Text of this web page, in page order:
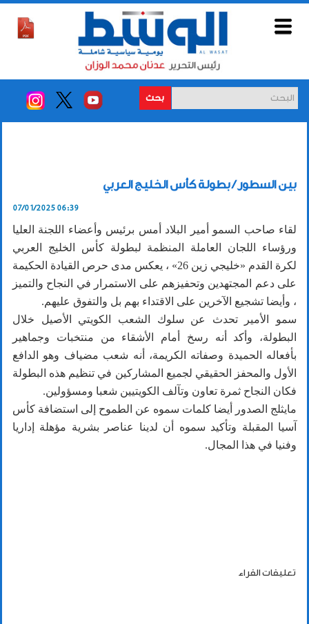
بحث
بين السطور / بطولة كأس الخليج العربي
07/01/2025 06:39
لقاء صاحب السمو أمير البلاد أمس برئيس وأعضاء اللجنة العليا
ورؤساء اللجان العاملة المنظمة لبطولة كأس الخليج العربي
لكرة القدم «خليجي زين 26» ، يعكس مدى حرص القيادة الحكيمة
على دعم المجتهدين وتحفيزهم على الاستمرار في النجاح والتميز
، وأيضا تشجيع الآخرين على الاقتداء بهم بل والتفوق عليهم.
سمو الأمير تحدث عن سلوك الشعب الكويتي الأصيل خلال
البطولة، وأكد أنه رسخ أمام الأشقاء من منتخبات وجماهير
بأفعاله الحميدة وصفاته الكريمة، أنه شعب مضياف وهو الدافع
الأول والمحفز الحقيقي لجميع المشاركين في تنظيم هذه البطولة
فكان النجاح ثمرة تعاون وتآلف الكويتيين شعبا ومسؤولين.
مايثلج الصدور أيضا كلمات سموه عن الطموح إلى استضافة كأس
آسيا المقبلة وتأكيد سموه أن لدينا عناصر بشرية مؤهلة إداريا
وفنيا في هذا المجال.
تعليقات القراء